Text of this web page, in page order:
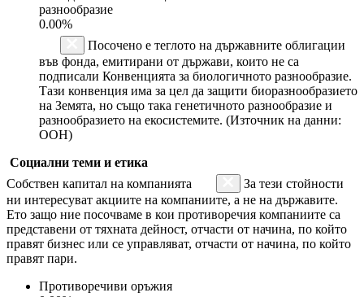
разнообразие
0.00%
Посочено е теглото на държавните облигации
във фонда, емитирани от държави, които не са
подписали Конвенцията за биологичното разнообразие.
Тази конвенция има за цел да защити биоразнообразието
на Земята, но също така генетичното разнообразие и
разнообразието на екосистемите. (Източник на данни:
ООН)
Социални теми и етика
Собствен капитал на компанията
За тези стойности
ни интересуват акциите на компаниите, а не на държавите.
Ето защо ние посочваме в кои противоречия компаниите са
представени от тяхната дейност, отчасти от начина, по който
правят бизнес или се управляват, отчасти от начина, по който
правят пари.
Противоречиви оръжия